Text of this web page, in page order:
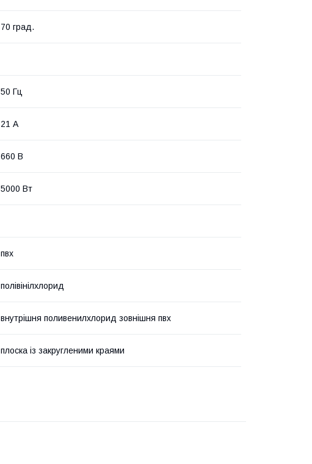
70 град.
50 Гц
21 А
660 В
5000 Вт
пвх
полівінілхлорид
внутрішня поливенилхлорид зовнішня пвх
плоска із закругленими краями